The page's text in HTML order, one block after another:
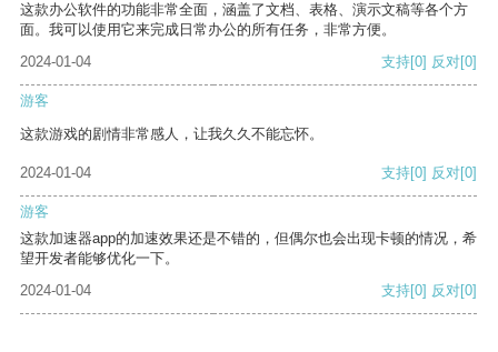
这款办公软件的功能非常全面，涵盖了文档、表格、演示文稿等各个方
面。我可以使用它来完成日常办公的所有任务，非常方便。
2024-01-04
支持[0] 反对[0]
游客
这款游戏的剧情非常感人，让我久久不能忘怀。
2024-01-04 支持[0] 反对[0]
游客
这款加速器app的加速效果还是不错的，但偶尔也会出现卡顿的情况，希
望开发者能够优化一下。
2024-01-04
支持[0] 反对[0]